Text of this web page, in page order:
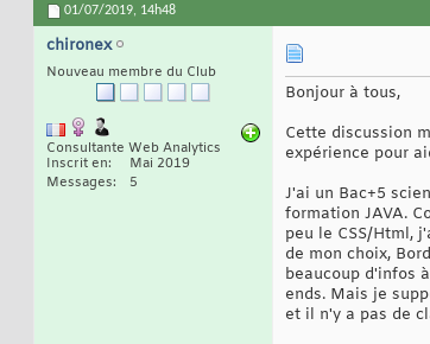
01/07/2019, 14h48
chironex
Nouveau membre du Club
Consultante Web Analytics
Inscrit en
Mai 2019
Messages
5
Bonjour à tous,
Cette discussion
expérience pour
J'ai un Bac+5
formation JAVA.
peu le CSS/Html,
de mon choix,
beaucoup d'infos
ends. Mais je
et il n'y a pas de